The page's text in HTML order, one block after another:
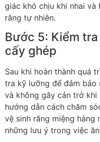
giác khó chịu khi nhai và
răng tự nhiên.
Bước 5: Kiểm
cấy ghép
Sau khi hoàn thành quá
tra kỹ lưỡng để đảm
và không gây cản trở khi
hướng dẫn cách chăm
vệ sinh răng miệng hàng
những lưu ý trong việc